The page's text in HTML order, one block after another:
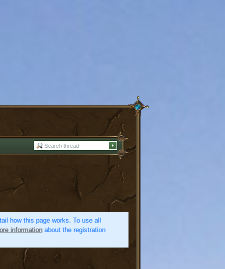
how this page works. To use all
informationabout the registration